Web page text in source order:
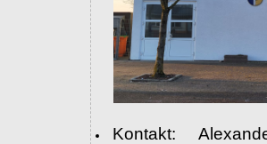
Kontakt: